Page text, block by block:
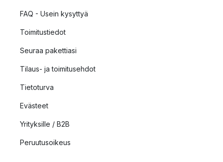
FAQ - Usein kysyttyä
Toimitustiedot
Seuraa pakettiasi
Tilaus- ja toimitusehdot
Tietoturva
Evästeet
Yrityksille / B2B
Peruutusoikeus